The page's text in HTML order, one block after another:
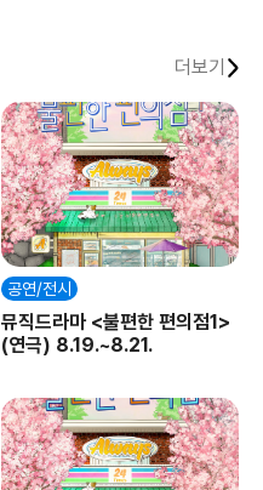
더보기
공연/전시
뮤직드라마 <불편한 편의점1>
(연극) 8.19.~8.21.